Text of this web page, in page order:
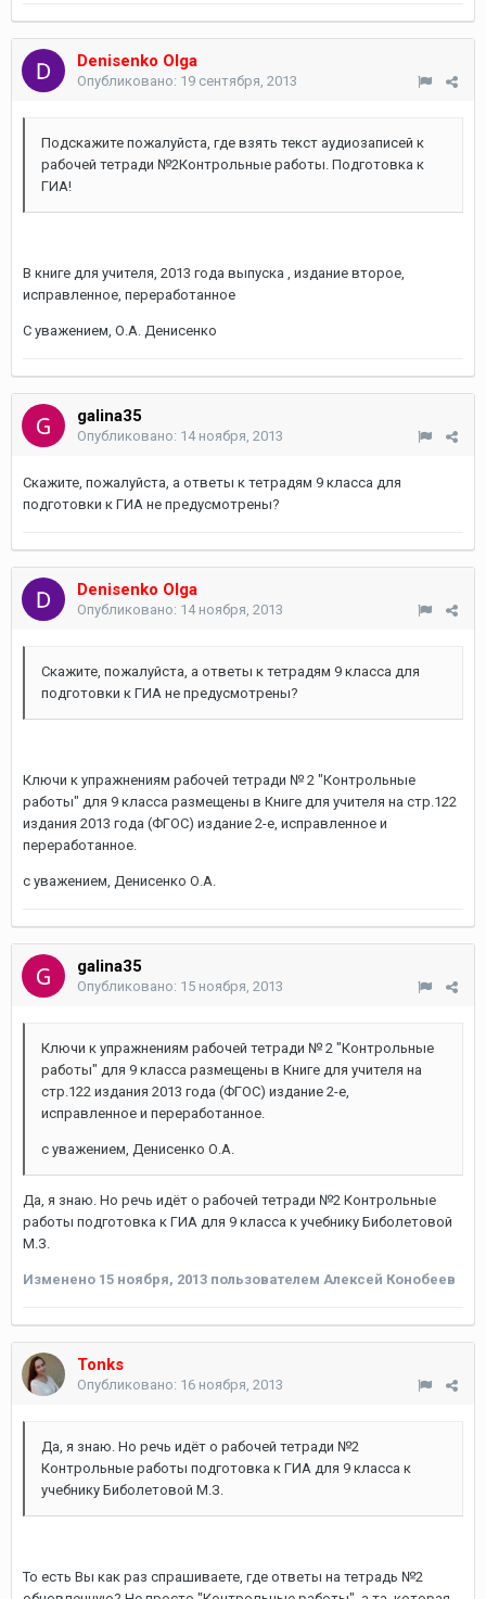
Denisenko Olga
Опубликовано: 19 сентября, 2013
Подскажите пожалуйста, где взять текст аудиозаписей к
рабочей тетради №2Контрольные работы. Подготовка к
ГИА!
В книге для учителя, 2013 года выпуска , издание второе,
исправленное, переработанное
С уважением, О.А. Денисенко
galina35
Опубликовано: 14 ноября, 2013
Скажите, пожалуйста, а ответы к тетрадям 9 класса для
подготовки к ГИА не предусмотрены?
Denisenko Olga
Опубликовано: 14 ноября, 2013
Скажите, пожалуйста, а ответы к тетрадям 9 класса для
подготовки к ГИА не предусмотрены?
Ключи к упражнениям рабочей тетради № 2 "Контрольные
работы" для 9 класса размещены в Книге для учителя на стр.122
издания 2013 года (ФГОС) издание 2-е, исправленное и
переработанное.
с уважением, Денисенко О.А.
galina35
Опубликовано: 15 ноября, 2013
Ключи к упражнениям рабочей тетради № 2 "Контрольные
работы" для 9 класса размещены в Книге для учителя на
стр.122 издания 2013 года (ФГОС) издание 2-е,
исправленное и переработанное.
с уважением, Денисенко О.А.
Да, я знаю. Но речь идёт о рабочей тетради №2 Контрольные
работы подготовка к ГИА для 9 класса к учебнику Биболетовой
М.З.
Изменено 15 ноября, 2013 пользователем Алексей Конобеев
Tonks
Опубликовано: 16 ноября, 2013
Да, я знаю. Но речь идёт о рабочей тетради №2
Контрольные работы подготовка к ГИА для 9 класса к
учебнику Биболетовой М.З.
То есть Вы как раз спрашиваете, где ответы на тетрадь №2